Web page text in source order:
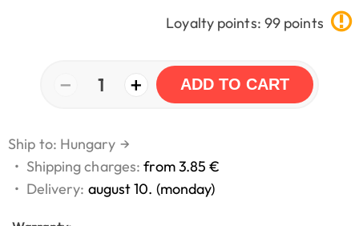
Loyalty points: 99 points
− 1 + ADD TO CART
Ship to: Hungary →
• Shipping charges:from 3.85 €
• Delivery: august 10. (monday)